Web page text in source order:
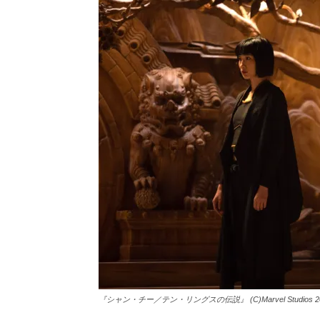
『シャン・チー／テン・リングスの伝説』 (C)Marvel Studios